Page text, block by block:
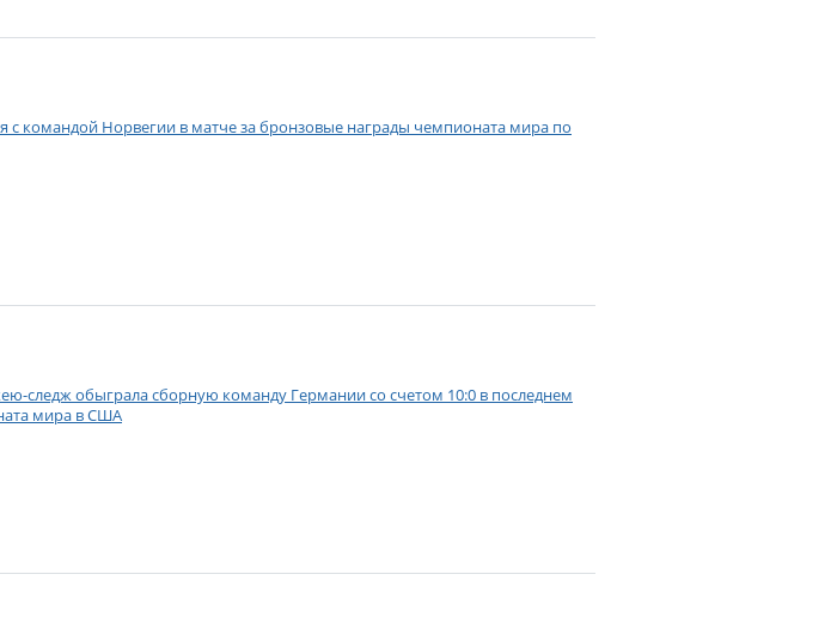
с командой Норвегии в матче за бронзовые награды чемпионата мира по
следж обыграла сборную команду Германии со счетом 10:0 в последнем
мира в США